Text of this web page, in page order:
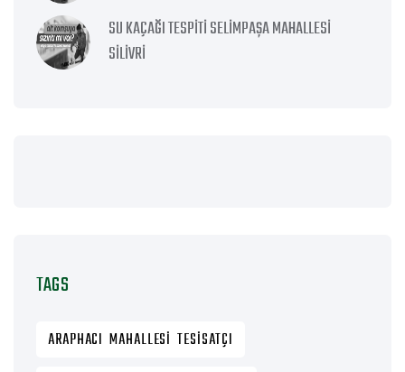
SU KAÇAĞI TESPITI SELIMPAŞA MAHALLESI
SILIVRI
TAGS
ARAPHACI MAHALLESI TESISATÇI